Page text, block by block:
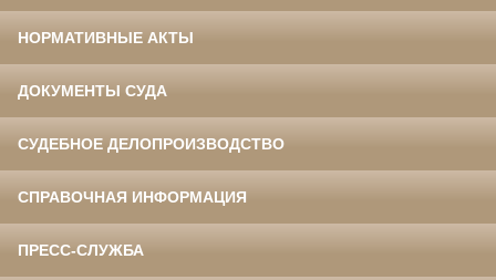
НОРМАТИВНЫЕ АКТЫ
ДОКУМЕНТЫ СУДА
СУДЕБНОЕ ДЕЛОПРОИЗВОДСТВО
СПРАВОЧНАЯ ИНФОРМАЦИЯ
ПРЕСС-СЛУЖБА